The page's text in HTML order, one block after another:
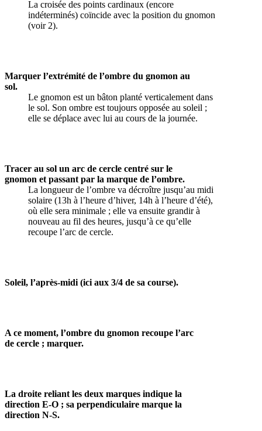
La croisée des points cardinaux (encore
indéterminés) coïncide avec la position du gnomon
(voir 2).
Marquer l’extrémité de l’ombre du gnomon au
sol.
Le gnomon est un bâton planté verticalement dans
le sol. Son ombre est toujours opposée au soleil ;
elle se déplace avec lui au cours de la journée.
Tracer au sol un arc de cercle centré sur le
gnomon et passant par la marque de l’ombre.
La longueur de l’ombre va décroître jusqu’au midi
solaire (13h à l’heure d’hiver, 14h à l’heure d’été),
où elle sera minimale ; elle va ensuite grandir à
nouveau au fil des heures, jusqu’à ce qu’elle
recoupe l’arc de cercle.
Soleil, l’après-midi (ici aux 3/4 de sa course).
A ce moment, l’ombre du gnomon recoupe l’arc
de cercle ; marquer.
La droite reliant les deux marques indique la
direction E-O ; sa perpendiculaire marque la
direction N-S.